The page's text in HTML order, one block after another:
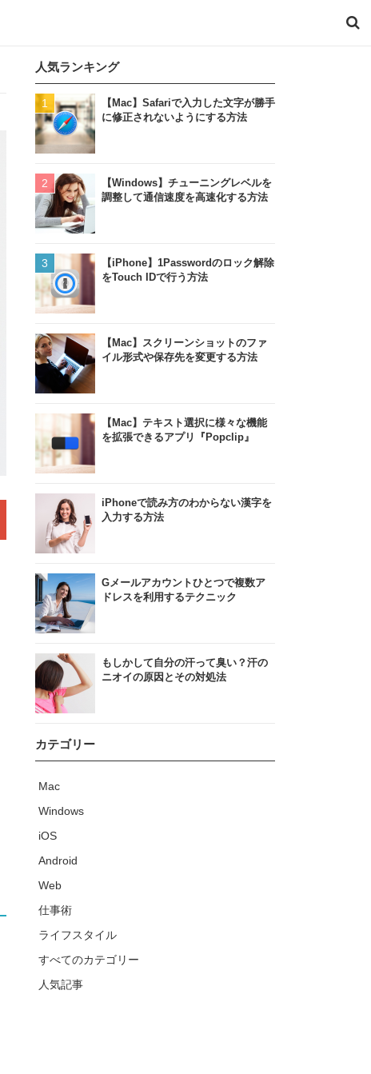
人気ランキング
【Mac】Safariで入力した文字が勝手
に修正されないようにする方法
【Windows】チューニングレベルを
調整して通信速度を高速化する方法
【iPhone】1Passwordのロック解除
をTouch IDで行う方法
【Mac】スクリーンショットのファ
イル形式や保存先を変更する方法
【Mac】テキスト選択に様々な機能
を拡張できるアプリ『Popclip』
iPhoneで読み方のわからない漢字を
入力する方法
Gメールアカウントひとつで複数ア
ドレスを利用するテクニック
もしかして自分の汗って臭い？汗の
ニオイの原因とその対処法
カテゴリー
Mac
Windows
iOS
Android
Web
仕事術
ライフスタイル
すべてのカテゴリー
人気記事